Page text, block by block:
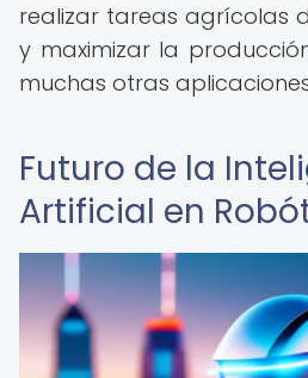
realizar tareas agrícolas
y maximizar la
muchas otras
Futuro de la
Artificial en